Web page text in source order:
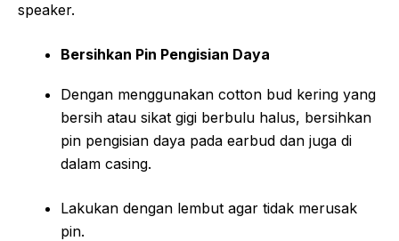
speaker.
Bersihkan Pin Pengisian Daya
Dengan menggunakan cotton bud kering yang
bersih atau sikat gigi berbulu halus, bersihkan
pin pengisian daya pada earbud dan juga di
dalam casing.
Lakukan dengan lembut agar tidak merusak
pin.